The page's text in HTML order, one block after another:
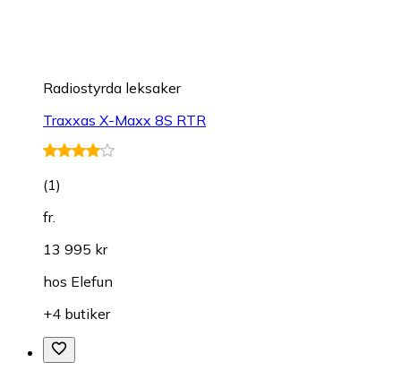
Radiostyrda leksaker
Traxxas X-Maxx 8S RTR
(1)
fr.
13 995 kr
hos Elefun
+4 butiker